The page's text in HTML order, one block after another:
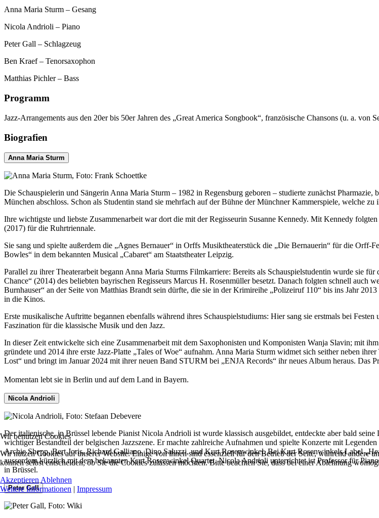
Anna Maria Sturm – Gesang
Nicola Andrioli – Piano
Peter Gall – Schlagzeug
Ben Kraef – Tenorsaxophon
Matthias Pichler – Bass
Programm
Jazz-Arrangements aus den 20er bis 50er Jahren des „Great America Songbook“, französische Chansons (u. a. von
Biografien
Anna Maria Sturm
Die Schauspielerin und Sängerin Anna Maria Sturm – 1982 in Regensburg geboren – studierte zunächst
München abschloss. Schon als Studentin stand sie mehrfach auf der Bühne der Münchner Kammerspiele, welche zu
Ihre wichtigste und liebste Zusammenarbeit war dort die mit der Regisseurin Susanne Kennedy. Mit Kennedy
(2017) für die Ruhrtriennale.
Sie sang und spielte außerdem die „Agnes Bernauer“ in Orffs Musiktheaterstück die „Die Bernauerin“ für die
Bowles“ in dem bekannten Musical „Cabaret“ am Staatstheater Leipzig.
Parallel zu ihrer Theaterarbeit begann Anna Maria Sturms Filmkarriere: Bereits als Schauspielstudentin wurde sie
Chance“ (2014) des beliebten bayrischen Regisseurs Marcus H. Rosenmüller besetzt. Danach folgten schnell
Burnhauser“ an der Seite von Matthias Brandt sein dürfte, die sie in der Krimireihe „Polizeiruf 110“ bis ins Jahr
in die Kinos.
Erste musikalische Auftritte begannen ebenfalls während ihres Schauspielstudiums: Hier sang sie erstmals bei
Faszination für die klassische Musik und den Jazz.
In dieser Zeit entwickelte sich eine Zusammenarbeit mit dem Saxophonisten und Komponisten Wanja Slavin; mit
gründete und 2014 ihre erste Jazz-Platte „Tales of Woe“ aufnahm. Anna Maria Sturm widmet sich seither neben
Lost“ und bringt im Januar 2024 mit ihrer neuen Band STURM bei „ENJA Records“ ihr neues Album heraus. Das
Momentan lebt sie in Berlin und auf dem Land in Bayern.
Nicola Andrioli
Der italienische, in Brüssel lebende Pianist Nicola Andrioli ist wurde klassisch ausgebildet, entdeckte aber bald
wichtiger Bestandteil der belgischen Jazzszene. Er machte zahlreiche Aufnahmen und spielte Konzerte mit
Archie Shepp, Bert Joris, Richard Galliano, Dino Saluzzi, und Kurt Rosenwinkel. Bei Kurt Rosenwinkels Label
ausserdem kürzlich mit dem bekannten Kurt Rosenwinkel Quartet. Nicola Andrioli unterrichtet ist Professor für
in Brüssel.
Peter Gall
Wir benutzen Cookies
Wir nutzen Cookies auf unserer Website. Einige von ihnen sind essenziell für den Betrieb der Seite, während andere
können selbst entscheiden, ob Sie die Cookies zulassen möchten. Bitte beachten Sie, dass bei einer Ablehnung
Akzeptieren Ablehnen
Weitere Informationen | Impressum